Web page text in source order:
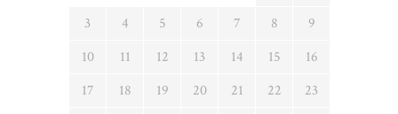
3
4 5 6 7 8
9
10
11 12 13 14 15
16
17
18 19 20 21 22 23